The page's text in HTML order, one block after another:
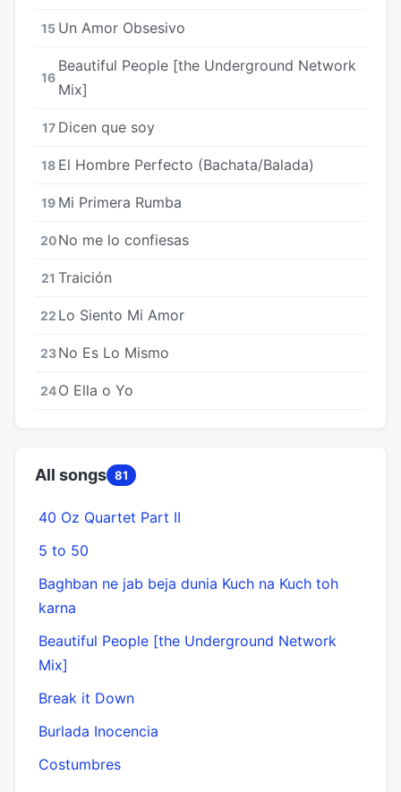
15 Un Amor Obsesivo
16
Beautiful People [the Underground Network
Mix]
17 Dicen que soy
18 El Hombre Perfecto (Bachata/Balada)
19 Mi Primera Rumba
20No me lo confiesas
21 Traición
22 Lo Siento Mi Amor
23No Es Lo Mismo
24O Ella o Yo
All songs 81
40 Oz Quartet Part II
5 to 50
Baghban ne jab beja dunia Kuch na Kuch toh
karna
Beautiful People [the Underground Network
Mix]
Break it Down
Burlada Inocencia
Costumbres